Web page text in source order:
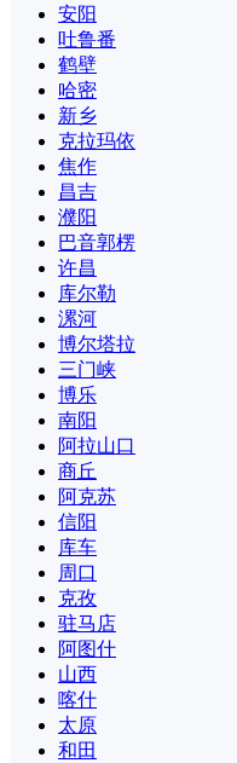
安阳
吐鲁番
鹤壁
哈密
新乡
克拉玛依
焦作
昌吉
濮阳
巴音郭楞
许昌
库尔勒
漯河
博尔塔拉
三门峡
博乐
南阳
阿拉山口
商丘
阿克苏
信阳
库车
周口
克孜
驻马店
阿图什
山西
喀什
太原
和田